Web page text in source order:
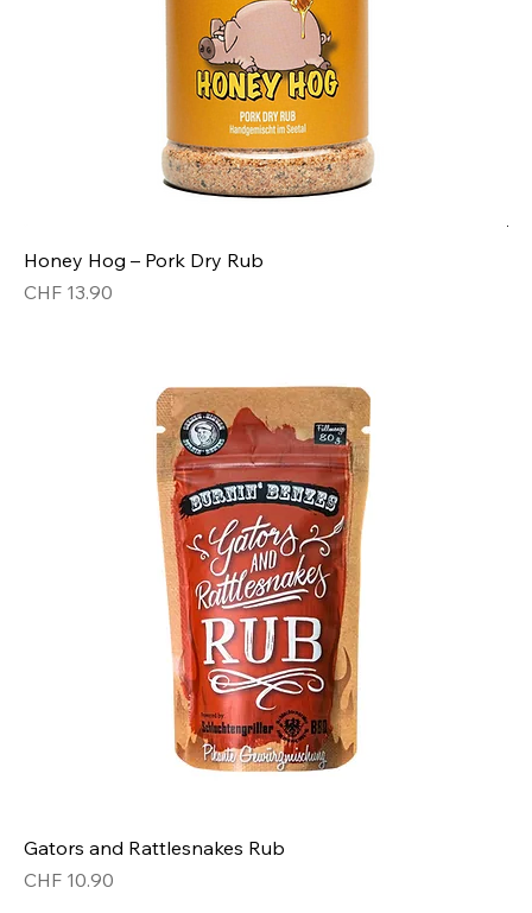
Honey Hog – Pork Dry Rub
Preis
CHF 13.90
Gators and Rattlesnakes Rub
Preis
CHF 10.90